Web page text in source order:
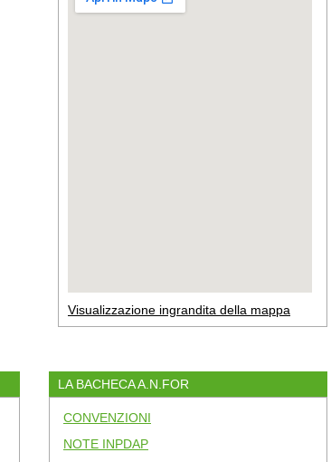
Visualizzazione ingrandita della mappa
LA BACHECA A.N.FOR
CONVENZIONI
NOTE INPDAP